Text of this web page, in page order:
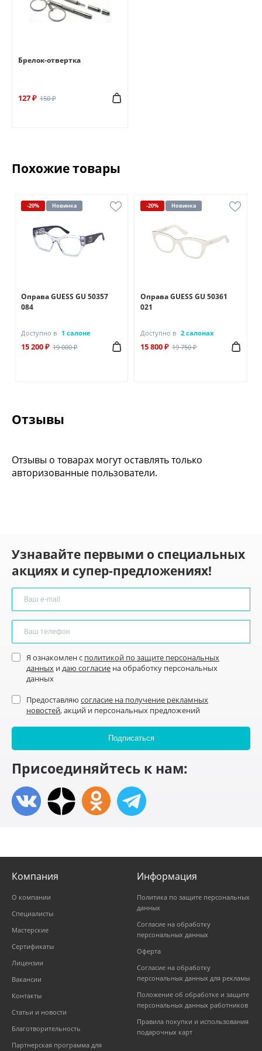
Брелок-отвертка
127 ₽ 150 ₽
Похожие товары
-20% Новинка
Оправа GUESS GU 50357
084
Доступно в 1 салоне
15 200 ₽ 19 000 ₽
-20% Новинка
Оправа GUESS GU 50361
021
Доступно в 2 салонах
15 800 ₽ 19 750 ₽
Отзывы
Отзывы о товарах могут оставлять только
авторизованные пользователи.
Узнавайте первыми о специальных
акциях и супер-предложениях!
Я ознакомлен с политикой по защите персональных
данных идаю согласие на обработку персональных
данных
Предоставляю согласие на получение рекламных
новостей, акций и персональных предложений
Присоединяйтесь к нам:
Компания
О компании
Специалисты
Мастерские
Сертификаты
Лицензии
Вакансии
Контакты
Статьи и новости
Благотворительность
Партнерская программа для
Информация
Политика по защите персональных
данных
Согласие на обработку
персональных данных
Оферта
Согласие на обработку
персональных данных для рекламы
Положение об обработке и защите
персональных данных работников
Правила покупки и использования
подарочных карт